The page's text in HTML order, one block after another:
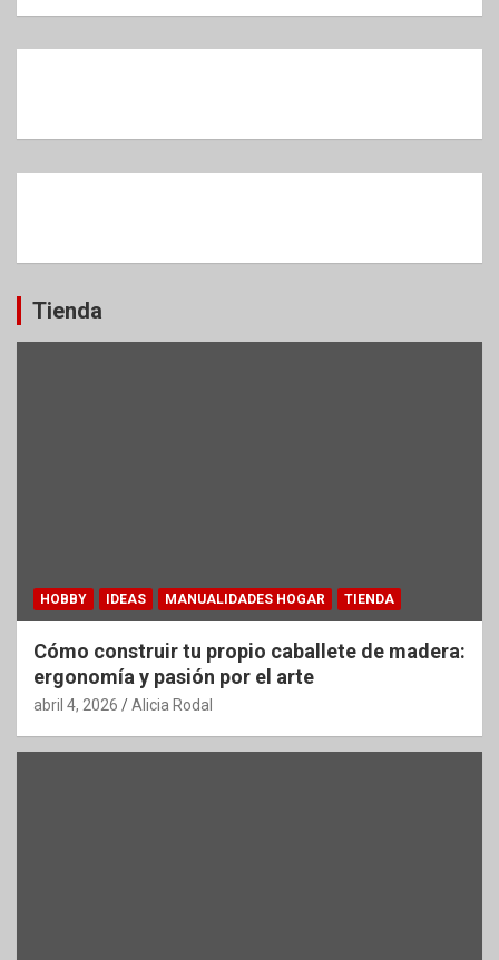
Tienda
HOBBY IDEAS MANUALIDADES HOGAR TIENDA
Cómo construir tu propio caballete de madera:
ergonomía y pasión por el arte
abril 4, 2026 Alicia Rodal